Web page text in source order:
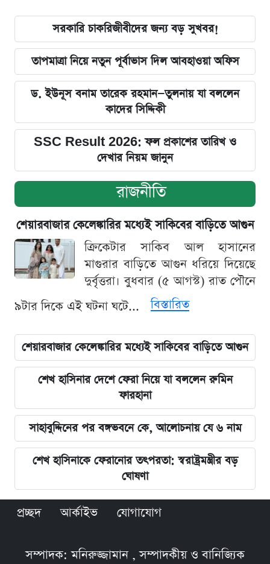
সরকারি চাকরিজীবীদের জন্য বড় সুখবর!
তাপমাত্রা নিয়ে নতুন পূর্বাভাস দিল আবহাওয়া অফিস
ড. ইউনূস বনাম তারেক রহমান—তুলনায় যা বললেন
কাদের সিদ্দিকী
SSC Result 2026: ফল প্রকাশের তারিখ ও
দেখার নিয়ম জানুন
রাজনীতি
শেয়ারবাজার কেলেঙ্কারির মধ্যেই সাকিবের বাড়িতে আগুন
ক্রিকেটার সাকিব আল হাসানের
মাগুরার বাড়িতে আগুন ধরিয়ে দিয়েছে
দুর্বৃত্তরা। বুধবার (৫ আগস্ট) রাত পৌনে
৯টার দিকে এই ঘটনা ঘটে...
বিস্তারিত
শেয়ারবাজার কেলেঙ্কারির মধ্যেই সাকিবের বাড়িতে আগুন
শেখ হাসিনার দেশে ফেরা নিয়ে যা বললেন রুমিন
ফারহানা
সাহাবুদ্দিনের পর বঙ্গভবনে কে, আলোচনায় যে ৬ নাম
শেখ হাসিনাকে ফেরানোর তৎপরতা: স্বরাষ্ট্রমন্ত্রীর বড়
ঘোষণা
প্রচ্ছদ আর্কাইভ যোগাযোগ
সম্পাদক: মনিরুজ্জামান , সম্পাদকীয় ও বানিজ্যিক